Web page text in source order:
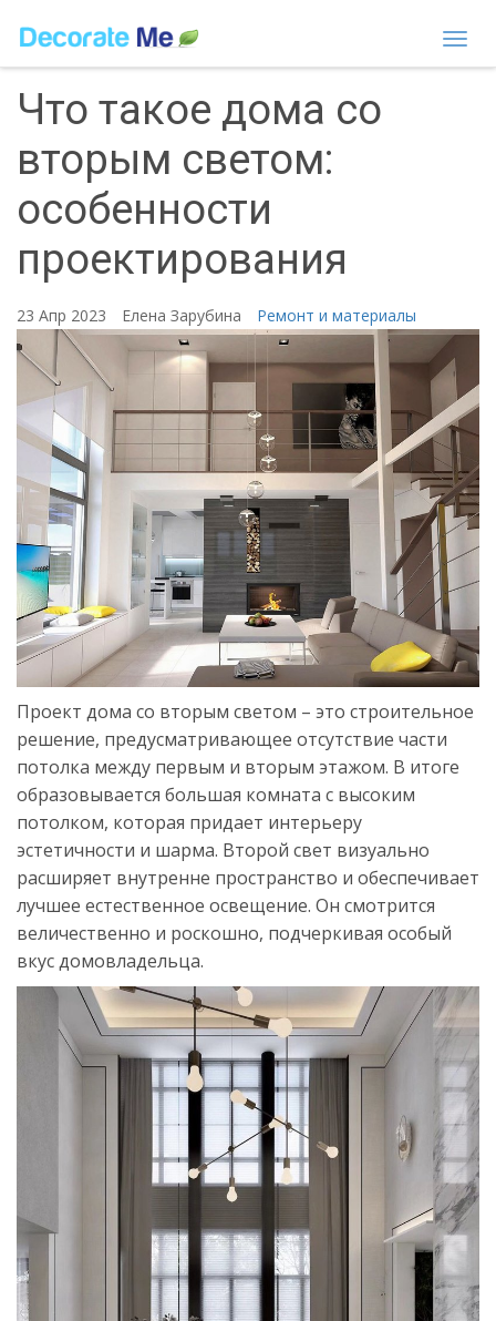
Что такое дома со
вторым светом:
особенности
проектирования
23 Апр 2023 Елена Зарубина Ремонт и материалы
Проект дома со вторым светом – это строительное
решение, предусматривающее отсутствие части
потолка между первым и вторым этажом. В итоге
образовывается большая комната с высоким
потолком, которая придает интерьеру
эстетичности и шарма. Второй свет визуально
расширяет внутренне пространство и обеспечивает
лучшее естественное освещение. Он смотрится
величественно и роскошно, подчеркивая особый
вкус домовладельца.